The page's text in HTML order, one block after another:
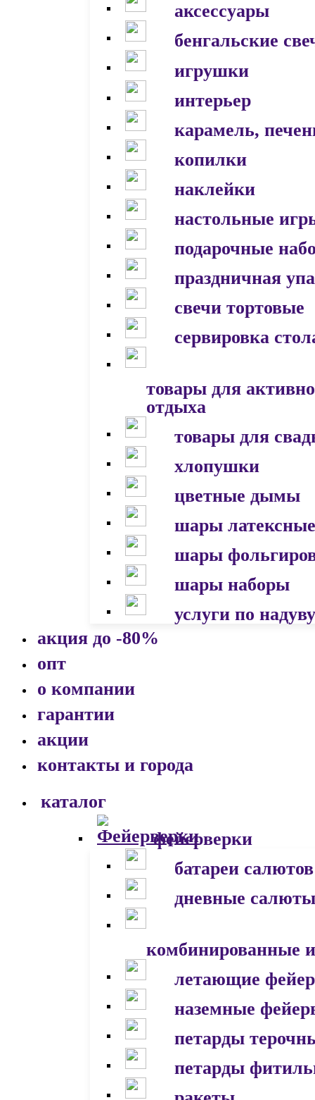
аксессуары
бенгальские
игрушки
интерьер
карамель,
копилки
наклейки
настольные
подарочные
праздничная
свечи тортовые
сервировка
товары для
отдыха
товары для
хлопушки
цветные дымы
шары латексные
шары
шары наборы
услуги по надуву
акция до -80%
опт
о компании
гарантии
акции
контакты и города
каталог
фейерверки
батареи салютов
дневные салюты
комбинированные
летающие
наземные
петарды
петарды